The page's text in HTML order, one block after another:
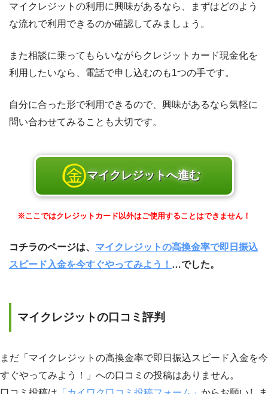
マイクレジットの利用に興味があるなら、まずはどのよう
な流れで利用できるのか確認してみましょう。
また相談に乗ってもらいながらクレジットカード現金化を
利用したいなら、電話で申し込むのも1つの手です。
自分に合った形で利用できるので、興味があるなら気軽に
問い合わせてみることも大切です。
マイクレジットへ進む
※ここではクレジットカード以外はご使用することはできません！
コチラのページは、 マイクレジットの高換金率で即日振込
スピード入金を今すぐやってみよう！ …でした。
マイクレジットの口コミ評判
まだ「マイクレジットの高換金率で即日振込スピード入金を今
すぐやってみよう！」への口コミの投稿はありません。